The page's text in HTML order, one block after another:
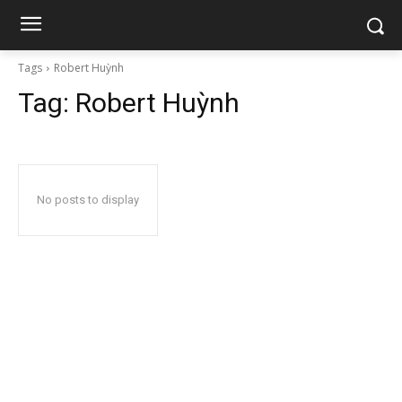
Tags Robert Huỳnh
Tag: Robert Huỳnh
No posts to display